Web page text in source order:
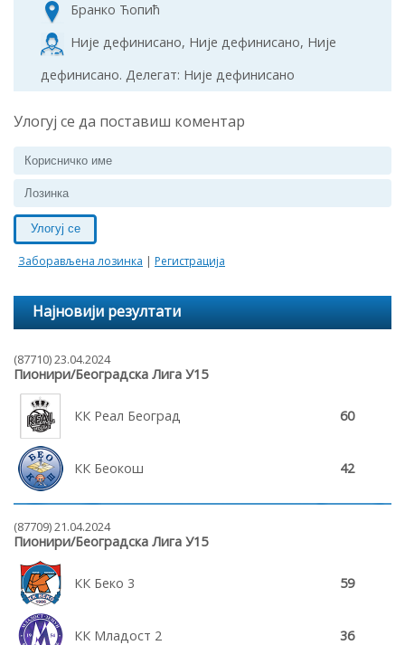
Бранко Ћопић
Није дефинисано, Није дефинисано, Није
дефинисано. Делегат: Није дефинисано
Улогуј се да поставиш коментар
Улогуј се
Заборављена лозинка | Регистрација
Најновији резултати
(87710) 23.04.2024
Пионири/Београдска Лига У15
КК Реал Београд 60
КК Беокош 42
(87709) 21.04.2024
Пионири/Београдска Лига У15
КК Беко 3 59
КК Младост 2 36